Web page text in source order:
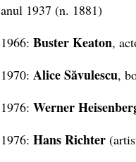
anul 1937 (n. 1881)
1966: Buster Keaton,
1970: Alice Săvulescu,
1976: Werner
1976: Hans Richter